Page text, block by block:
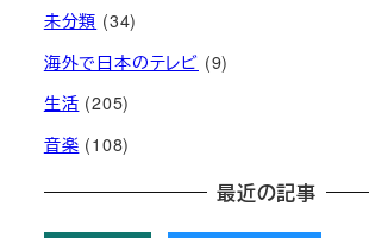
未分類 (34)
海外で日本のテレビ (9)
生活 (205)
音楽 (108)
最近の記事